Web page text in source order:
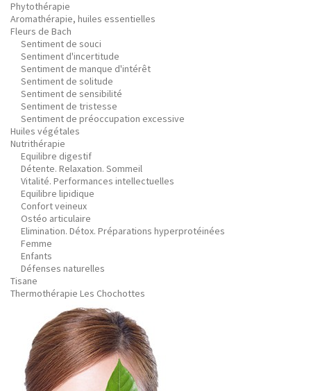
Phytothérapie
Aromathérapie, huiles essentielles
Fleurs de Bach
Sentiment de souci
Sentiment d'incertitude
Sentiment de manque d'intérêt
Sentiment de solitude
Sentiment de sensibilité
Sentiment de tristesse
Sentiment de préoccupation excessive
Huiles végétales
Nutrithérapie
Equilibre digestif
Détente. Relaxation. Sommeil
Vitalité. Performances intellectuelles
Equilibre lipidique
Confort veineux
Ostéo articulaire
Elimination. Détox. Préparations hyperprotéinées
Femme
Enfants
Défenses naturelles
Tisane
Thermothérapie Les Chochottes